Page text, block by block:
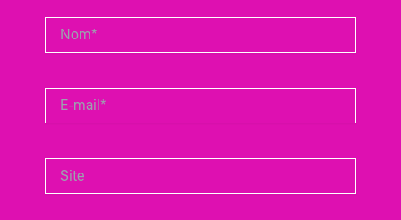
Nom*
mail*
Site